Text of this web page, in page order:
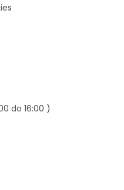
do 16:00 )